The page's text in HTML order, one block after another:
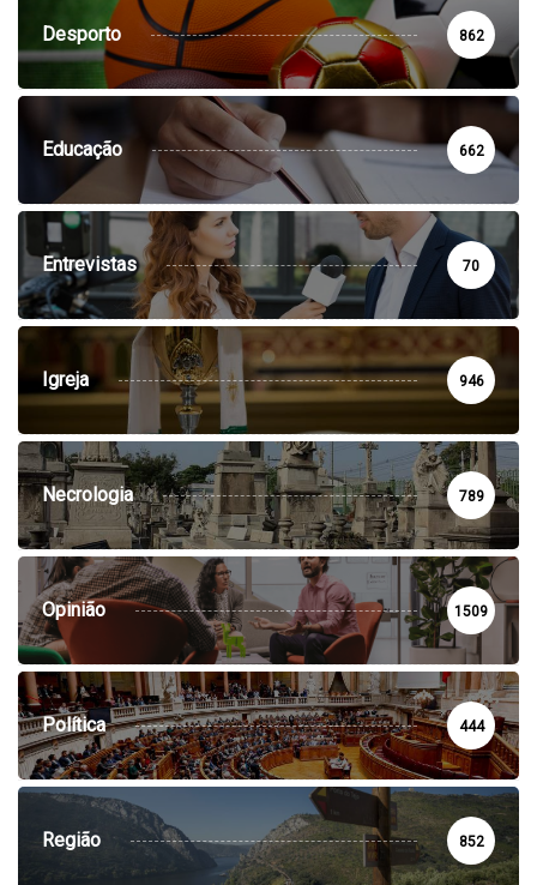
Desporto 862
Educação 662
Entrevistas 70
Igreja 946
Necrologia 789
Opinião 1509
Política 444
Região 852